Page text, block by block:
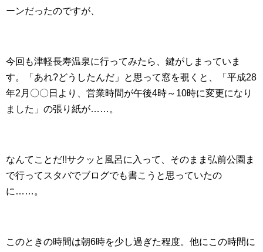
ーンだったのですが、
今回も津軽長寿温泉に行ってみたら、鍵がしまっていま
す。「あれ?どうしたんだ」と思って窓を覗くと、「平成28
年2月〇〇日より、営業時間が午後4時～10時に変更になり
ました」の張り紙が……。
なんてことだ!!サクッと風呂に入って、そのまま弘前公園ま
で行ってスタバでブログでも書こうと思っていたの
に……。
このときの時間は朝6時を少し過ぎた程度。他にこの時間に